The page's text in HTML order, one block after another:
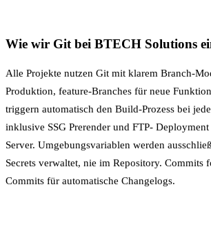
Wie wir Git bei BTECH Solutions
Alle Projekte nutzen Git mit klarem Branch-
Produktion, feature-Branches für neue
triggern automatisch den Build-Prozess bei
inklusive SSG Prerender und FTP- Deployment
Server. Umgebungsvariablen werden
Secrets verwaltet, nie im Repository. Commits
Commits für automatische Changelogs.